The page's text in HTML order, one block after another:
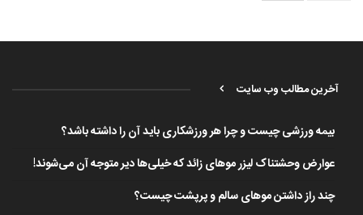
آخرین مطالب وب سایت
بیمه ورزشی چیست و چرا هر ورزشکاری باید آن را داشته باشد؟
عوارض وحشتناک لیزر موهای زائد که خیلی‌ها دیر متوجه آن می‌شوند!
چند راز داشتن موهای سالم و پرپشت چیست؟